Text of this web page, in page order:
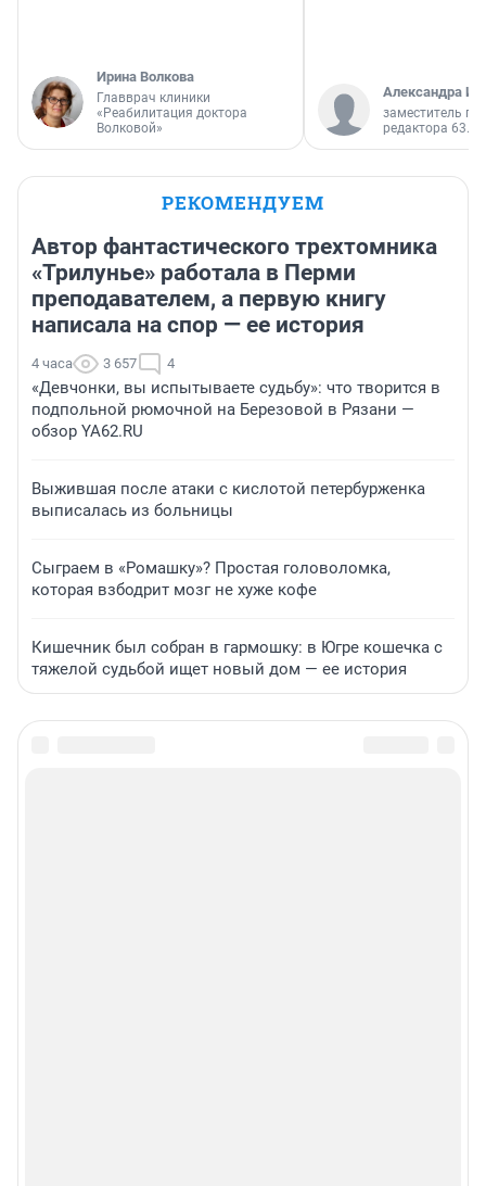
Ирина Волкова
Главврач клиники
«Реабилитация доктора
Волковой»
Александра
заместитель
редактора 63.RU
РЕКОМЕНДУЕМ
Автор фантастического трехтомника
«Трилунье» работала в Перми
преподавателем, а первую книгу
написала на спор — ее история
4 часа 3 657 4
«Девчонки, вы испытываете судьбу»: что творится в
подпольной рюмочной на Березовой в Рязани —
обзор YA62.RU
Выжившая после атаки с кислотой петербурженка
выписалась из больницы
Сыграем в «Ромашку»? Простая головоломка,
которая взбодрит мозг не хуже кофе
Кишечник был собран в гармошку: в Югре кошечка с
тяжелой судьбой ищет новый дом — ее история